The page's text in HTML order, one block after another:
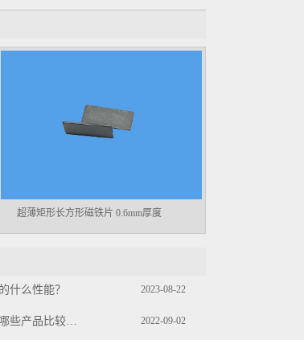
超薄矩形长方形磁铁片 0.6mm厚度
什么性能？ 2023-08-22
径向多极磁环主要用在哪些产品比较多？ 2022-09-02